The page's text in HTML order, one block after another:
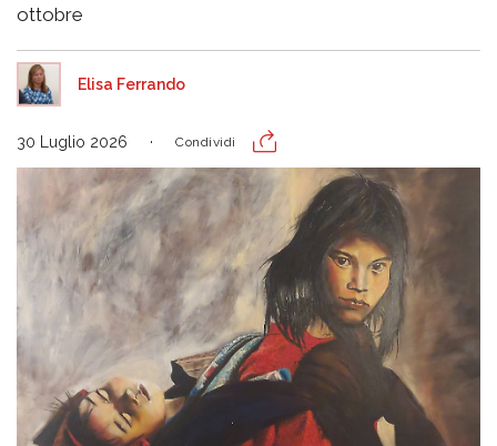
ottobre
Elisa Ferrando
30 Luglio 2026 Condividi